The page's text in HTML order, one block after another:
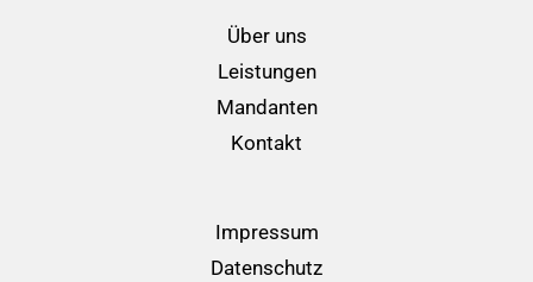
Über uns
Leistungen
Mandanten
Kontakt
Impressum
Datenschutz